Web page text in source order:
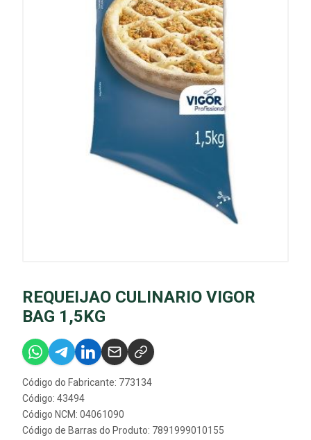
REQUEIJAO CULINARIO VIGOR
BAG 1,5KG
Código do Fabricante: 773134
Código: 43494
Código NCM: 04061090
Código de Barras do Produto: 7891999010155